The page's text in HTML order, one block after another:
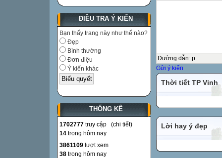
ĐIỀU TRA Ý KIẾN
Bạn thấy trang này như thế nào?
Đẹp
Bình thường
Đơn điệu
Ý kiến khác
THỐNG KÊ
1702777 truy cập (chi tiết)
14 trong hôm nay
3861109 lượt xem
38 trong hôm nay
Đường dẫn: p
Gửi ý kiến
Thời tiết TP Vinh
Lời hay ý đẹp